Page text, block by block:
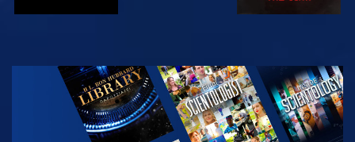
ΠΑΡΑΚΟΛΟΥΘΗΣΤΕ
ΕΞΕΡΕΥΝΗΣΤΕ
ΤΗ ΣΕΙΡΑ